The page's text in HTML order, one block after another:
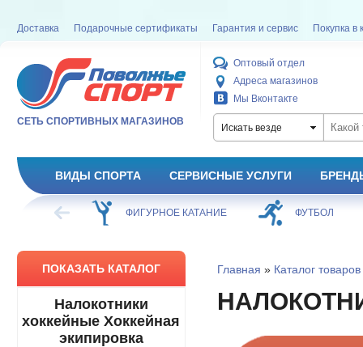
Доставка Подарочные сертификаты Гарантия и сервис Покупка в
СЕТЬ СПОРТИВНЫХ МАГАЗИНОВ
Оптовый отдел
Адреса магазинов
Мы Вконтакте
Искать везде
ВИДЫ СПОРТА СЕРВИСНЫЕ УСЛУГИ
ХОККЕЙ ФИГУРНОЕ КАТАНИЕ ФУТБОЛ
ПОКАЗАТЬ КАТАЛОГ
Налокотники
хоккейные Хоккейная
экипировка
Главная » Каталог товаров